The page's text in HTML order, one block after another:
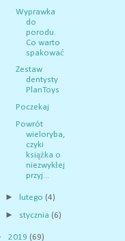
Wyprawka
do
porodu.
Co warto
spakować
Zestaw
dentysty
PlanToys
Poczekaj
Powrót
wieloryba,
czyki
książka o
niezwykłej
przyj...
► lutego (4)
► stycznia (6)
2019 (69)